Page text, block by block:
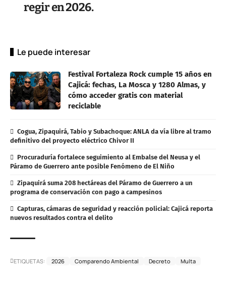
regir en 2026.
Le puede interesar
Festival Fortaleza Rock cumple 15 años en
Cajicá: fechas, La Mosca y 1280 Almas, y
cómo acceder gratis con material
reciclable
Cogua, Zipaquirá, Tabio y Subachoque: ANLA da vía libre al tramo
definitivo del proyecto eléctrico Chivor II
Procuraduría fortalece seguimiento al Embalse del Neusa y el
Páramo de Guerrero ante posible Fenómeno de El Niño
Zipaquirá suma 208 hectáreas del Páramo de Guerrero a un
programa de conservación con pago a campesinos
Capturas, cámaras de seguridad y reacción policial: Cajicá reporta
nuevos resultados contra el delito
ETIQUETAS: 2026 Comparendo Ambiental Decreto Multa